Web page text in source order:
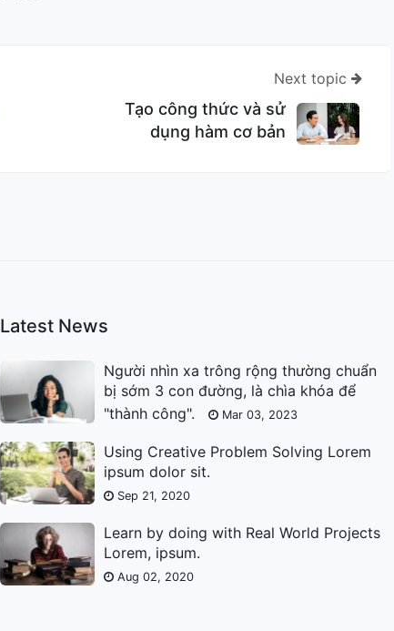
Next topic
Tạo công thức và sử
dụng hàm cơ bản
Latest News
Người nhìn xa trông rộng thường chuẩn
bị sớm 3 con đường, là chìa khóa để
"thành công".
Mar 03, 2023
Using Creative Problem Solving Lorem
ipsum dolor sit.
Sep 21, 2020
Learn by doing with Real World Projects
Lorem, ipsum.
Aug 02, 2020